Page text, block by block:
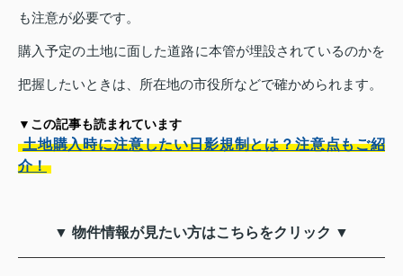
も注意が必要です。
購入予定の土地に面した道路に本管が埋設されているのかを
把握したいときは、所在地の市役所などで確かめられます。
▼この記事も読まれています
土地購入時に注意したい日影規制とは？注意点もご紹
介！
▼ 物件情報が見たい方はこちらをクリック ▼